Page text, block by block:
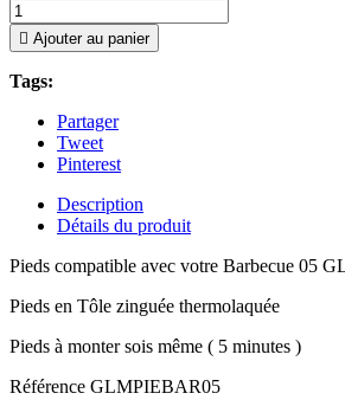
 Ajouter au panier
Tags:
Partager
Tweet
Pinterest
Description
Détails du produit
Pieds compatible avec votre Barbecue 05
Pieds en Tôle zinguée thermolaquée
Pieds à monter sois même ( 5 minutes )
Référence GLMPIEBAR05